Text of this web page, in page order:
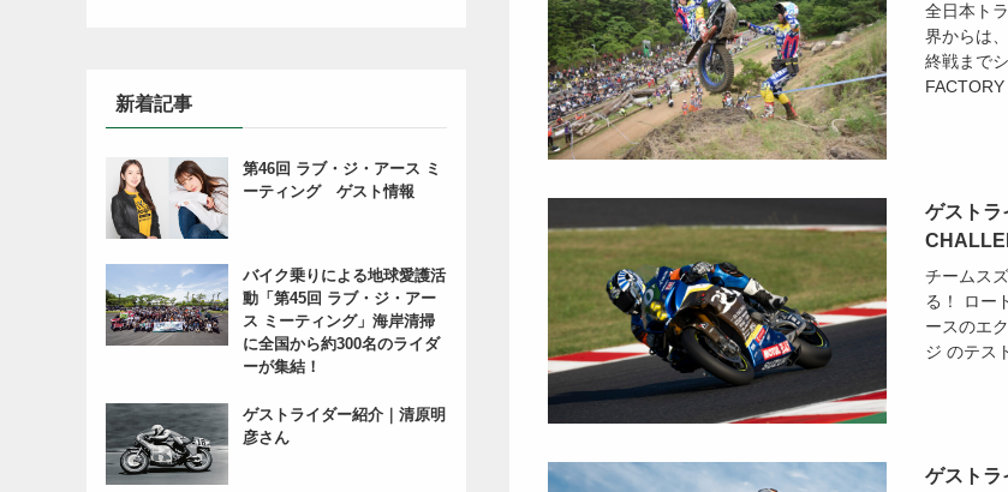
全日本ト
界からは
終戦まで
ゲストラ
チームス
る！ ロー
ースのエ
ジ のテス
ゲスト
新着記事
第46回 ラブ・ジ・アース ミ
ーティング ゲスト情報
バイク乗りによる地球愛護活
動「第45回 ラブ・ジ・アー
ス ミーティング」海岸清掃
に全国から約300名のライダ
ーが集結！
ゲストライダー紹介｜清原明
彦さん